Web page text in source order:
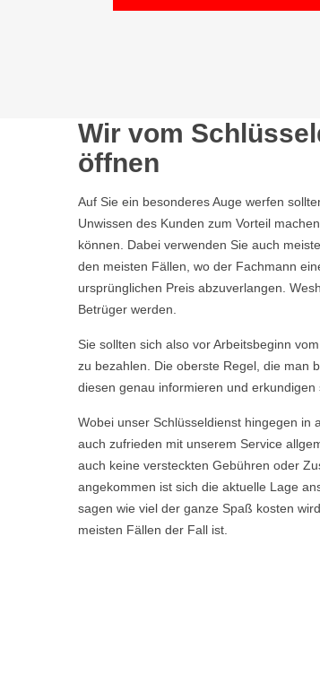
Wir vom
öffnen
Auf Sie ein besonderes Auge werfen
Unwissen des Kunden zum Vorteil
können. Dabei verwenden Sie auch
den meisten Fällen, wo der Fachmann
ursprünglichen Preis abzuverlangen.
Betrüger werden.
Sie sollten sich also vor Arbeitsbeginn
zu bezahlen. Die oberste Regel, die man
diesen genau informieren und erkundigen
Wobei unser Schlüsseldienst hingegen in
auch zufrieden mit unserem Service
auch keine versteckten Gebühren oder
angekommen ist sich die aktuelle Lage
sagen wie viel der ganze Spaß kosten
meisten Fällen der Fall ist.